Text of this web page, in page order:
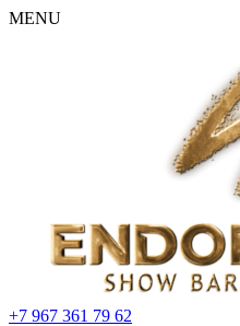
MENU
+7 967 361 79 62